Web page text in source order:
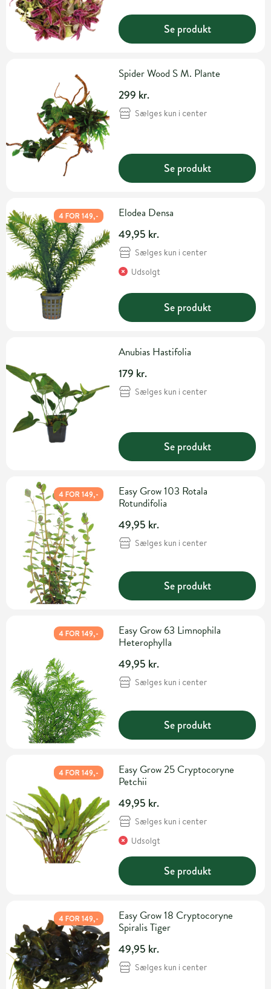
Se produkt
Spider Wood S M. Plante
299 kr.
Sælges kun i center
Se produkt
4 FOR 149,- Elodea Densa
49,95 kr.
Sælges kun i center
Udsolgt
Se produkt
Anubias Hastifolia
179 kr.
Sælges kun i center
Se produkt
4 FOR 149,-
Easy Grow 103 Rotala
Rotundifolia
49,95 kr.
Sælges kun i center
Se produkt
4 FOR 149,-
Easy Grow 63 Limnophila
Heterophylla
49,95 kr.
Sælges kun i center
Se produkt
4 FOR 149,-
Easy Grow 25 Cryptocoryne
Petchii
49,95 kr.
Sælges kun i center
Udsolgt
Se produkt
4 FOR 149,-
Easy Grow 18 Cryptocoryne
Spiralis Tiger
49,95 kr.
Sælges kun i center